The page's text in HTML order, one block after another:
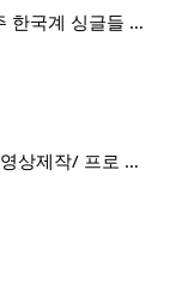
Couple.net 1:1 50만쌍 글로벌 매칭 - 미주 한국계 싱글들 모이세요
웹사이트 제작/ 컴퓨터 문제해결/ 유튜브 영상제작/ 프로 사진촬영